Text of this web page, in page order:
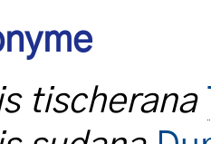
tischerana